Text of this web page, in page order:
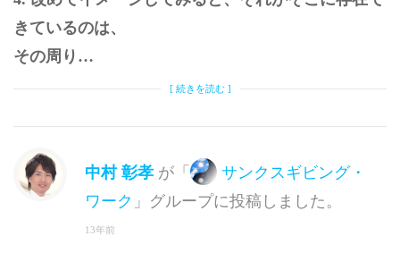
きているのは、
その周り…
[ 続きを読む ]
中村 彰孝 が「
サンクスギビング・
ワーク 」グループに投稿しました。
13年前